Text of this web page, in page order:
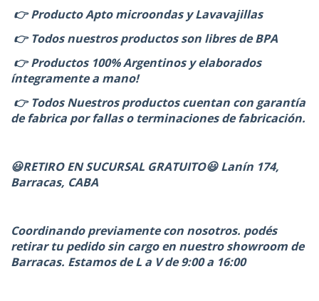
👉 Producto Apto microondas y Lavavajillas
👉 Todos nuestros productos son libres de BPA
👉 Productos 100% Argentinos y elaborados
íntegramente a mano!
👉 Todos Nuestros productos cuentan con garantía
de fabrica por fallas o terminaciones de fabricación.
😃RETIRO EN SUCURSAL GRATUITO😃 Lanín 174,
Barracas, CABA
Coordinando previamente con nosotros. podés
retirar tu pedido sin cargo en nuestro showroom de
Barracas. Estamos de L a V de 9:00 a 16:00